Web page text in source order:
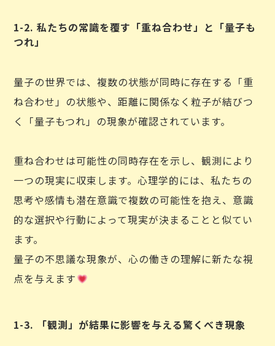
1-2. 私たちの常識を覆す「重ね合わせ」と「量子も
つれ」
量子の世界では、複数の状態が同時に存在する「重
ね合わせ」の状態や、距離に関係なく粒子が結びつ
く「量子もつれ」の現象が確認されています。
重ね合わせは可能性の同時存在を示し、観測により
一つの現実に収束します。心理学的には、私たちの
思考や感情も潜在意識で複数の可能性を抱え、意識
的な選択や行動によって現実が決まることと似てい
ます。
量子の不思議な現象が、心の働きの理解に新たな視
点を与えます
1-3. 「観測」が結果に影響を与える驚くべき現象